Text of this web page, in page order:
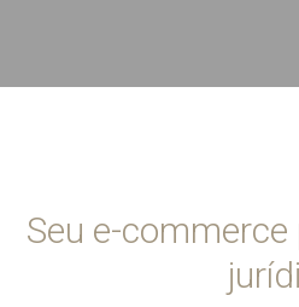
Seu e-